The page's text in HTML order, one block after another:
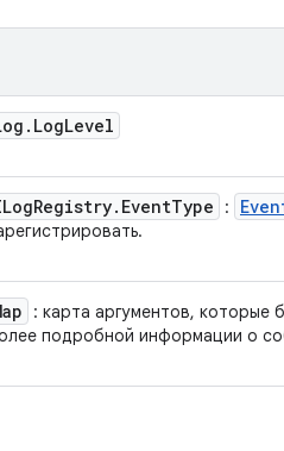
. LogLevel
Registry. EventType :
: карта аргументов, которые
подробной информации о